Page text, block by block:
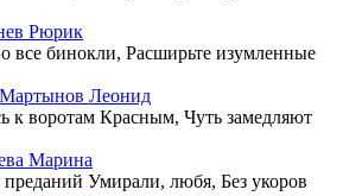
Рюрик
все бинокли, Расширьте изумленные
Леонид
воротам Красным, Чуть замедляют
Марина
Умирали, любя, Без укоров